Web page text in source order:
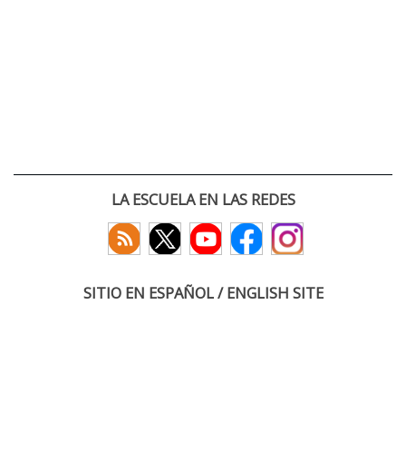
LA ESCUELA EN LAS REDES
SITIO EN ESPAÑOL / ENGLISH SITE